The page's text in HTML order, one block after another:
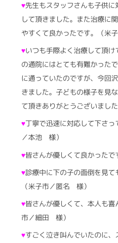
♥先生もスタッフさんも子供
して頂きました。また治療に
やすくて良かったです。（米
♥いつも手際よく治療して頂
の通院にはとても有難かった
に通っていたのですが、今回
きました。子どもの様子を見
て頂きありがとうございまし
♥丁寧で迅速に対応して下さ
／本池 様）
♥皆さんが優しくて良かった
♥診療中に下の子の面倒を見て
（米子市／匿名 様）
♥皆さんが優しくて、本人も
市／細田 様）
♥すごく泣き叫んでいたのに